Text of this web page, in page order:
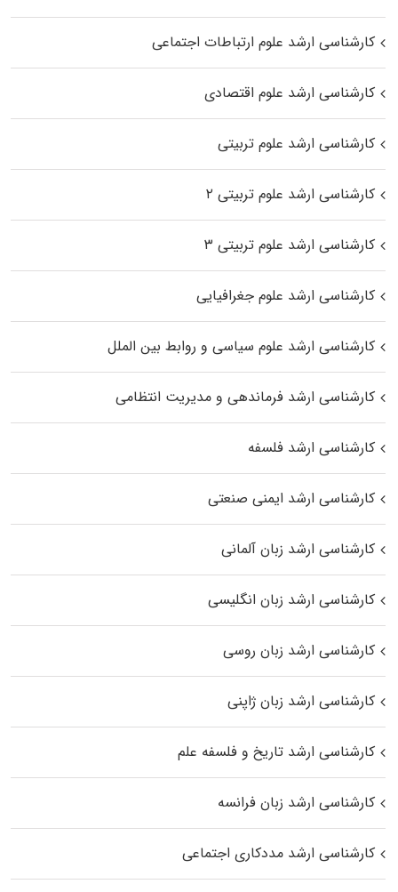
کارشناسی ارشد علوم ارتباطات اجتماعی
کارشناسی ارشد علوم اقتصادی
کارشناسی ارشد علوم تربیتی
کارشناسی ارشد علوم تربیتی ۲
کارشناسی ارشد علوم تربیتی ۳
کارشناسی ارشد علوم جغرافیایی
کارشناسی ارشد علوم سیاسی و روابط بین الملل
کارشناسی ارشد فرماندهی و مدیریت انتظامی
کارشناسی ارشد فلسفه
کارشناسی ارشد ایمنی صنعتی
کارشناسی ارشد زبان آلمانی
کارشناسی ارشد زبان انگلیسی
کارشناسی ارشد زبان روسی
کارشناسی ارشد زبان ژاپنی
کارشناسی ارشد تاریخ و فلسفه علم
کارشناسی ارشد زبان فرانسه
کارشناسی ارشد مددکاری اجتماعی